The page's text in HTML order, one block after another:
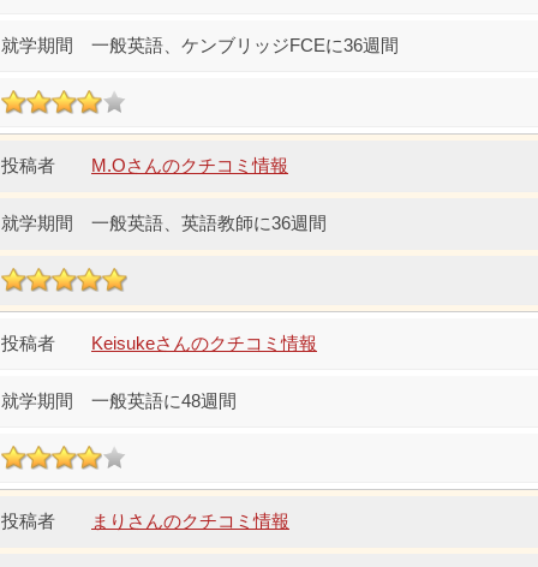
一般英語、ケンブリッジFCEに36週間
M.Oさんのクチコミ情報
一般英語、英語教師に36週間
Keisukeさんのクチコミ情報
一般英語に48週間
まりさんのクチコミ情報